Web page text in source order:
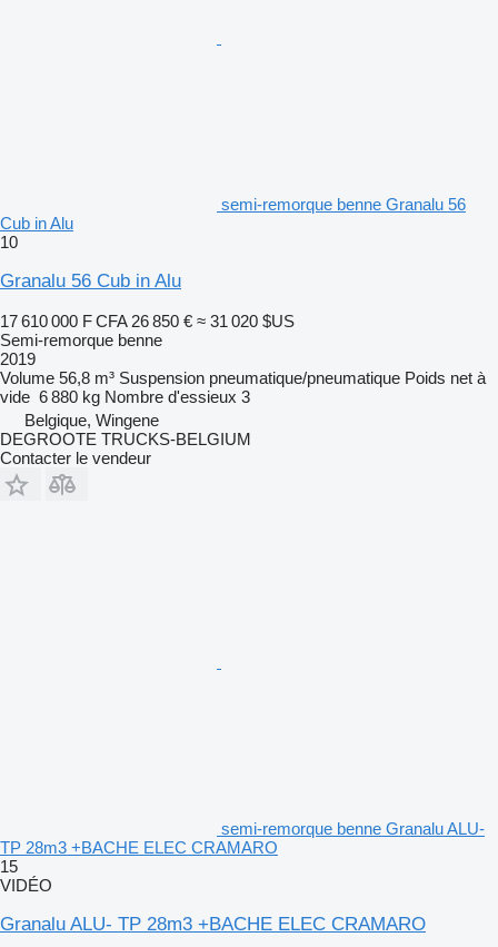
semi-remorque benne Granalu 56
Cub in Alu
10
Granalu 56 Cub in Alu
17 610 000 F CFA 26 850 € ≈ 31 020 $US
Semi-remorque benne
2019
Volume 56,8 m³ Suspension pneumatique/pneumatique Poids net à
vide 6 880 kg Nombre d'essieux 3
Belgique, Wingene
DEGROOTE TRUCKS-BELGIUM
Contacter le vendeur
semi-remorque benne Granalu ALU-
TP 28m3 +BACHE ELEC CRAMARO
15
VIDÉO
Granalu ALU- TP 28m3 +BACHE ELEC CRAMARO